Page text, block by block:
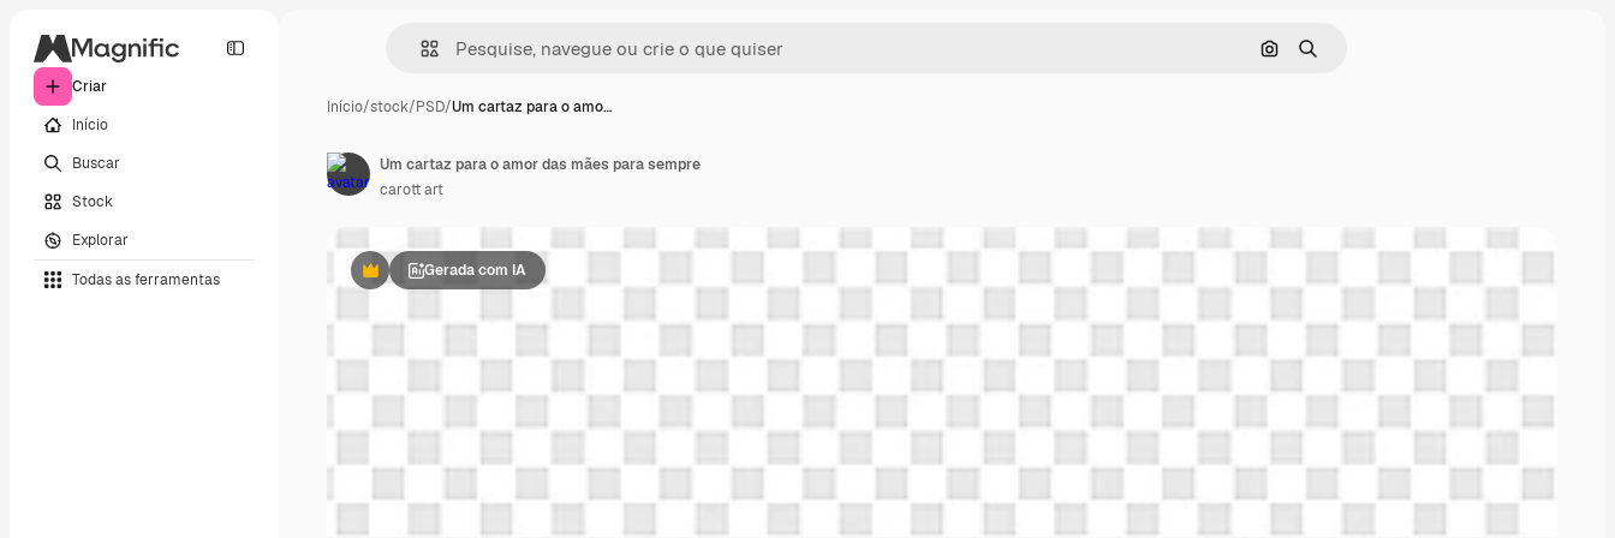
Criar
Início
Buscar
Stock
Explorar
Todas as ferramentas
Pesquisar por imagem
Buscar
Início/stock/PSD/Um cartaz para o amo…
PremiumGerada com IA
Um cartaz para o amor das mães para sempre
carott art